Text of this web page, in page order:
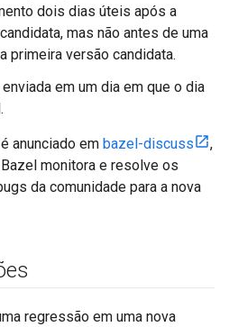
dois dias úteis após a
mas não antes de uma
primeira versão candidata.
em um dia em que o dia
anunciado em bazel-discuss
,
monitora e resolve os
da comunidade para a nova
regressão em uma nova